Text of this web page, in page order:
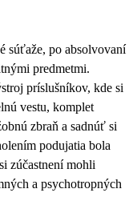
súťaže, po absolvovaní
predmetmi.
príslušníkov, kde si
vestu, komplet
zbraň a sadnúť si
podujatia bola
zúčastnení mohli
a psychotropných